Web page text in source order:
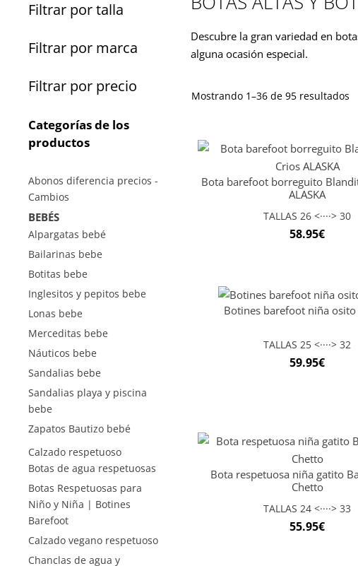
Descubre la gran variedad en
alguna ocasión especial.
Mostrando 1–36 de 95 resultados
Bota barefoot borreguito
ALASKA
TALLAS 26 <····> 30
58.95€
Botines barefoot niña osito
TALLAS 25 <····> 32
59.95€
Bota respetuosa niña gatito
Chetto
TALLAS 24 <····> 33
55.95€
Filtrar por talla
Filtrar por marca
Filtrar por precio
Categorías de los
productos
Abonos diferencia precios -
Cambios
BEBÉS
Alpargatas bebé
Bailarinas bebe
Botitas bebe
Inglesitos y pepitos bebe
Lonas bebe
Merceditas bebe
Náuticos bebe
Sandalias bebe
Sandalias playa y piscina
bebe
Zapatos Bautizo bebé
Calzado respetuoso
Botas de agua respetuosas
Botas Respetuosas para
Niño y Niña | Botines
Barefoot
Calzado vegano respetuoso
Chanclas de agua y